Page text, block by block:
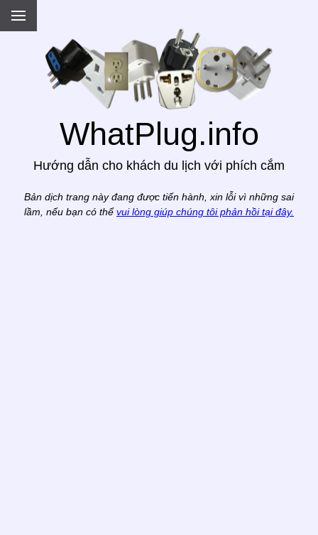
WhatPlug.info
Hướng dẫn cho khách du lịch với phích cắm
Bản dịch trang này đang được tiến hành, xin lỗi vì những sai
lầm, nếu bạn có thể vui lòng giúp chúng tôi phản hồi tại đây.